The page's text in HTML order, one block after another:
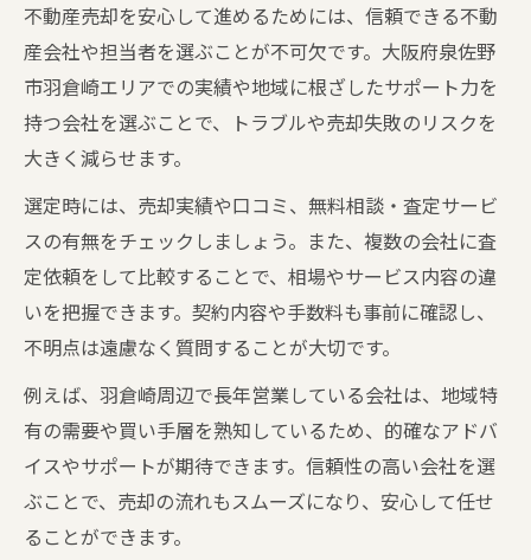
羽倉崎特有の不動産売買リスクと対応策
中古物件や古民家の不動産売買ポイント整
理
物件広告の工夫が不動産売買に与える影響
三大タブーを避ける売却方法を徹底解説
不動産売買でやってはいけない三大タブー
不動産会社が嫌がる行動と売買成功の秘訣
影響
査定依頼時に注意したい不動産売買のマナ
ー
キャンセルや情報隠ぺいのリスクと売買対
不動産売却を安心して進めるためには、信頼できる不動
産会社や担当者を選ぶことが不可欠です。大阪府泉佐野
市羽倉崎エリアでの実績や地域に根ざしたサポート力を
持つ会社を選ぶことで、トラブルや売却失敗のリスクを
大きく減らせます。
選定時には、売却実績や口コミ、無料相談・査定サービ
スの有無をチェックしましょう。また、複数の会社に査
定依頼をして比較することで、相場やサービス内容の違
いを把握できます。契約内容や手数料も事前に確認し、
不明点は遠慮なく質問することが大切です。
例えば、羽倉崎周辺で長年営業している会社は、地域特
有の需要や買い手層を熟知しているため、的確なアドバ
イスやサポートが期待できます。信頼性の高い会社を選
ぶことで、売却の流れもスムーズになり、安心して任せ
ることができます。